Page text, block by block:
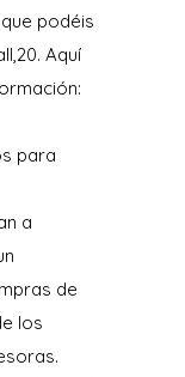
podéis
Aquí
para
a
de
los